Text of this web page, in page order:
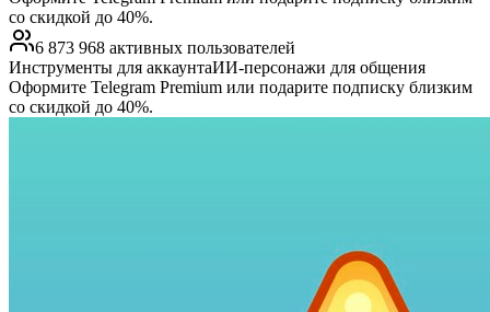
со скидкой до 40%.
6 873 968 активных пользователей
Инструменты для аккаунтаИИ-персонажи для общения
Оформите Telegram Premium или подарите подписку близким
со скидкой до 40%.